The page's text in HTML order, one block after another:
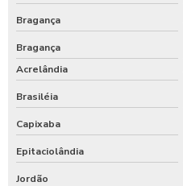
Bragança
Bragança
Acrelândia
Brasiléia
Capixaba
Epitaciolândia
Jordão